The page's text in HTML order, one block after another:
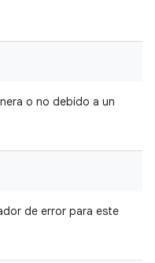
o no debido a un
de error para este